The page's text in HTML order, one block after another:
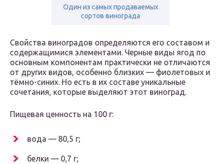
Один из самых продаваемых
сортов винограда
Свойства виноградов определяются его составом и
содержащимися элементами. Черные виды ягод по
основным компонентам практически не отличаются
от других видов, особенно близких — фиолетовых и
тёмно-синих. Но есть в их составе уникальные
сочетания, которые выделяют этот виноград.
Пищевая ценность на 100 г:
вода — 80,5 г;
белки — 0,7 г;